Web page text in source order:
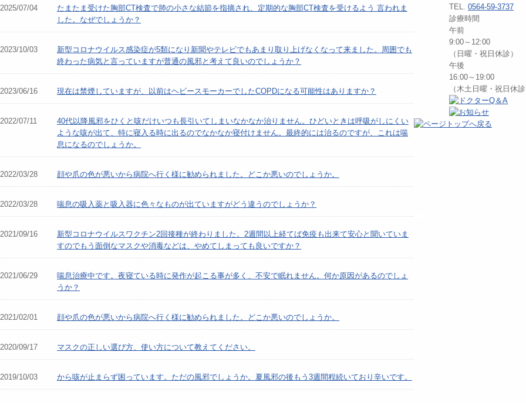
2025/07/04
たまたま受けた胸部CT検査で肺の小さな結節を指摘され、定期的な胸部CT検査を受けるよう 言われま
した。なぜでしょうか？
2023/10/03
新型コロナウイルス感染症が5類になり新聞やテレビでもあまり取り上げなくなって来ました。周囲でも
終わった病気と言っていますが普通の風邪と考えて良いのでしょうか？
2023/06/16 現在は禁煙していますが、以前はヘビースモーカーでしたCOPDになる可能性はありますか？
2022/07/11
40代以降風邪をひくと咳だけいつも長引いてしまいなかなか治りません。ひどいときは呼吸がしにくい
ような咳が出て、特に寝入る時に出るのでなかなか寝付けません。最終的には治るのですが、これは喘
息になるのでしょうか。
2022/03/28 顔や爪の色が悪いから病院へ行く様に勧められました。どこか悪いのでしょうか。
2022/03/28 喘息の吸入薬と吸入器に色々なものが出ていますがどう違うのでしょうか？
2021/09/16
新型コロナウイルスワクチン2回接種が終わりました。2週間以上経てば免疫も出来て安心と聞いていま
すのでもう面倒なマスクや消毒などは、やめてしまっても良いですか？
2021/06/29
喘息治療中です。夜寝ている時に発作が起こる事が多く、不安で眠れません。何か原因があるのでしょ
うか？
2021/02/01 顔や爪の色が悪いから病院へ行く様に勧められました。どこか悪いのでしょうか。
2020/09/17 マスクの正しい選び方、使い方について教えてください。
2019/10/03 から咳が止まらず困っています。ただの風邪でしょうか。夏風邪の後もう3週間程続いており辛いです。
TEL. 0564-59-3737
診療時間
午前
9:00～12:00
（日曜・祝日休診）
午後
16:00～19:00
（木土日曜・祝日休診